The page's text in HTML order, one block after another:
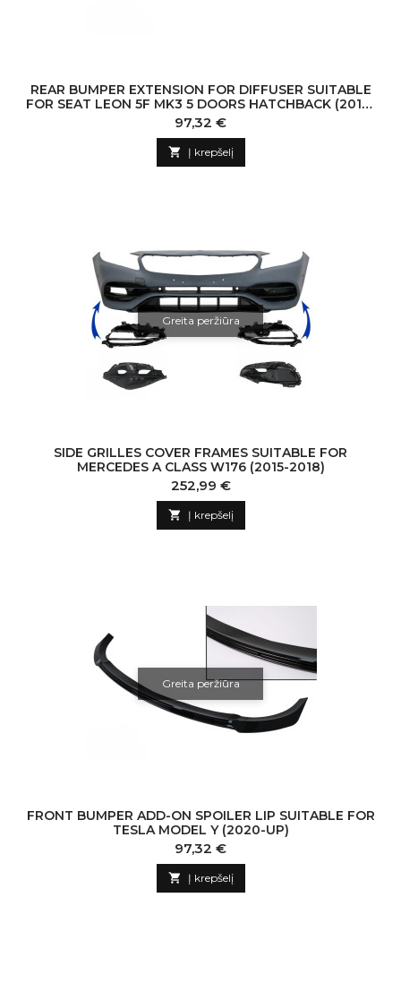
REAR BUMPER EXTENSION FOR DIFFUSER SUITABLE
FOR SEAT LEON 5F MK3 5 DOORS HATCHBACK (2012-
2019)
Kaina
97,32 €
 Į krepšelį
Greita peržiūra
SIDE GRILLES COVER FRAMES SUITABLE FOR
MERCEDES A CLASS W176 (2015-2018)
Kaina
252,99 €
 Į krepšelį
Greita peržiūra
FRONT BUMPER ADD-ON SPOILER LIP SUITABLE FOR
TESLA MODEL Y (2020-UP)
Kaina
97,32 €
 Į krepšelį